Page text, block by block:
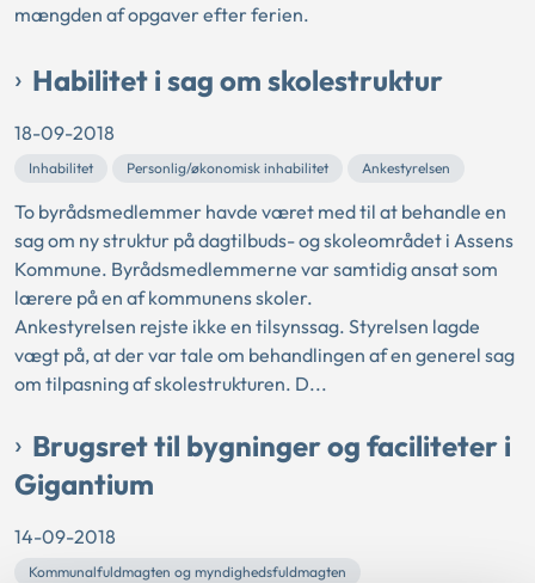
mængden af opgaver efter ferien.
Habilitet i sag om skolestruktur
18-09-2018
Inhabilitet Personlig/økonomisk inhabilitet Ankestyrelsen
To byrådsmedlemmer havde været med til at behandle en
sag om ny struktur på dagtilbuds- og skoleområdet i Assens
Kommune. Byrådsmedlemmerne var samtidig ansat som
lærere på en af kommunens skoler.
Ankestyrelsen rejste ikke en tilsynssag. Styrelsen lagde
vægt på, at der var tale om behandlingen af en generel sag
om tilpasning af skolestrukturen. D...
Brugsret til bygninger og faciliteter i
Gigantium
14-09-2018
Kommunalfuldmagten og myndighedsfuldmagten